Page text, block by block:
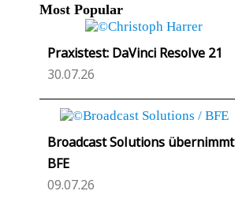
Most Popular
Praxistest: DaVinci Resolve 21
30.07.26
Broadcast Solutions übernimmt
BFE
09.07.26